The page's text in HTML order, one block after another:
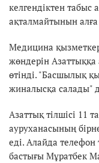
келгендіктен табыс
ақталмайтынын алға
Медицина
жөндерін
өтінді. "Басшылық
жиналысқа салады"
Азаттық тілшісі 11
ауруханасының
еді. Алайда
бастығы Мұратбек